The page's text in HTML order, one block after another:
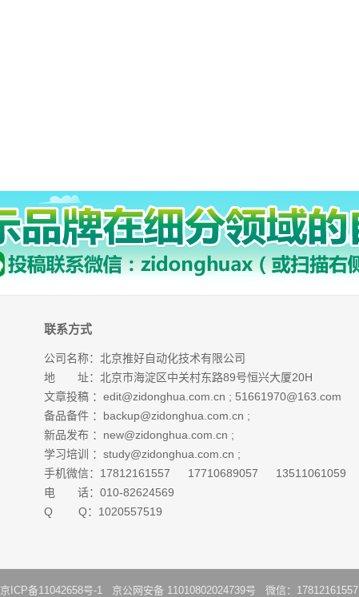
联系方式
公司名称：北京推好自动化技术有限公司
地 址：北京市海淀区中关村东路89号恒兴大厦20H
文章投稿 ： edit@zidonghua.com.cn ; 51661970@163.com
备品备件 ： backup@zidonghua.com.cn ;
新品发布 ： new@zidonghua.com.cn ;
学习培训 ： study@zidonghua.com.cn ;
手机微信：17812161557 17710689057 13511061059
电 话：010-82624569
Q Q：1020557519
京ICP备11042658号-1 京公网安备 11010802024739号 微信：17812161557